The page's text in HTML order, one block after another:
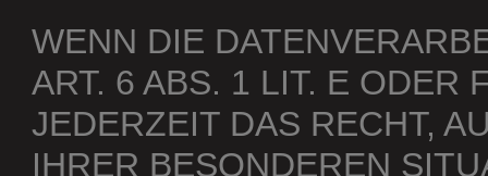
WENN DIE
ART. 6 ABS. 1 LIT. E ODER
JEDERZEIT DAS RECHT,
IHRER BESONDEREN